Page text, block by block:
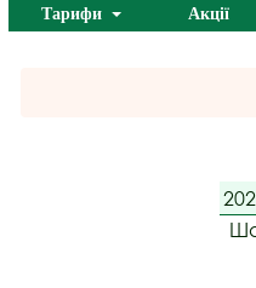
Тарифи Акції